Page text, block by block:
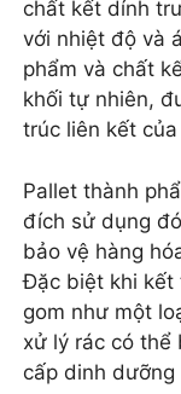
chất kết dính
với nhiệt độ và
phẩm và chất
khối tự nhiên,
trúc liên kết
Pallet thành
đích sử dụng
bảo vệ hàng
Đặc biệt khi kết
gom như một
xử lý rác có thể
cấp dinh dưỡng